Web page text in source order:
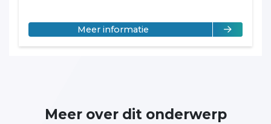
Meer informatieover José Weststrate
Meer over dit onderwerp